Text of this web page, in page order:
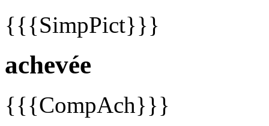
{{{SimpPict}}}
achevée
{{{CompAch}}}